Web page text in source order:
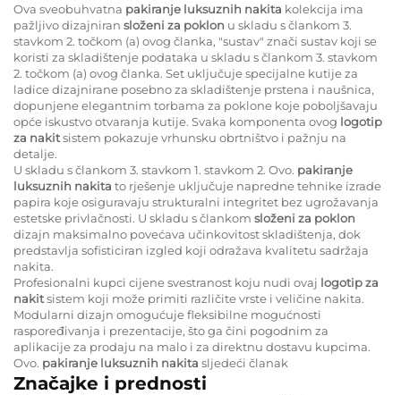
Ova sveobuhvatna pakiranje luksuznih nakita kolekcija ima
pažljivo dizajniran složeni za poklon u skladu s člankom 3.
stavkom 2. točkom (a) ovog članka, "sustav" znači sustav koji se
koristi za skladištenje podataka u skladu s člankom 3. stavkom
2. točkom (a) ovog članka. Set uključuje specijalne kutije za
ladice dizajnirane posebno za skladištenje prstena i naušnica,
dopunjene elegantnim torbama za poklone koje poboljšavaju
opće iskustvo otvaranja kutije. Svaka komponenta ovog logotip
za nakitsistem pokazuje vrhunsku obrtništvo i pažnju na
detalje.
U skladu s člankom 3. stavkom 1. stavkom 2. Ovo. pakiranje
luksuznih nakita to rješenje uključuje napredne tehnike izrade
papira koje osiguravaju strukturalni integritet bez ugrožavanja
estetske privlačnosti. U skladu s člankom složeni za poklon
dizajn maksimalno povećava učinkovitost skladištenja, dok
predstavlja sofisticiran izgled koji odražava kvalitetu sadržaja
nakita.
Profesionalni kupci cijene svestranost koju nudi ovaj logotip za
nakitsistem koji može primiti različite vrste i veličine nakita.
Modularni dizajn omogućuje fleksibilne mogućnosti
raspoređivanja i prezentacije, što ga čini pogodnim za
aplikacije za prodaju na malo i za direktnu dostavu kupcima.
Ovo. pakiranje luksuznih nakita sljedeći članak
Značajke i prednosti